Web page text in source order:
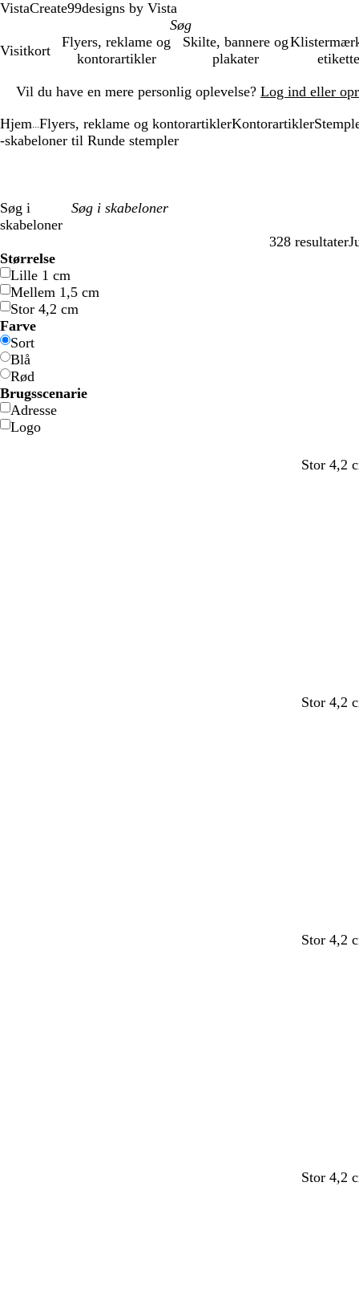
VistaCreate99designs by Vista
Visitkort
Flyers, reklame og
kontorartikler
Skilte, bannere og
plakater
Vil du have en mere personlig oplevelse? Log ind eller
1
Hjem Flyers, reklame og kontorartiklerKontorartikler
-skabeloner til Runde stempler
Søg i
skabeloner
328 resultater
Filtre
Størrelse
Lille 1 cm
Mellem 1,5 cm
Stor 4,2 cm
Farve
Sort
Blå
Rød
Brugsscenarie
Adresse
Logo
Stor 4,2
Stor 4,2
Stor 4,2
Stor 4,2